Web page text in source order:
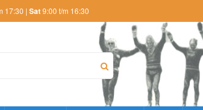
17:30 | Sat9:00 t/m 16:30